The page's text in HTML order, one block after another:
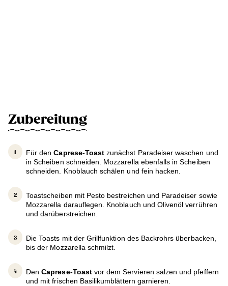
Zubereitung
Für denCaprese-Toastzunächst Paradeiser waschen und
in Scheiben schneiden. Mozzarella ebenfalls in Scheiben
schneiden. Knoblauch schälen und fein hacken.
Toastscheiben mit Pesto bestreichen und Paradeiser sowie
Mozzarella darauflegen. Knoblauch und Olivenöl verrühren
und darüberstreichen.
Die Toasts mit der Grillfunktion des Backrohrs überbacken,
bis der Mozzarella schmilzt.
DenCaprese-Toastvor dem Servieren salzen und pfeffern
und mit frischen Basilikumblättern garnieren.